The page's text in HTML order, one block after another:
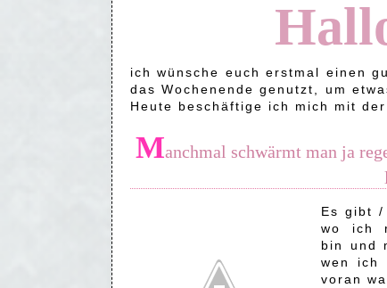
ich wünsche euch erstmal einen
das Wochenende genutzt, um
Heute beschäftige ich mich mit
Manchmal schwärmt man ja
Es gibt /
wo ich
bin und
wen ich
voran